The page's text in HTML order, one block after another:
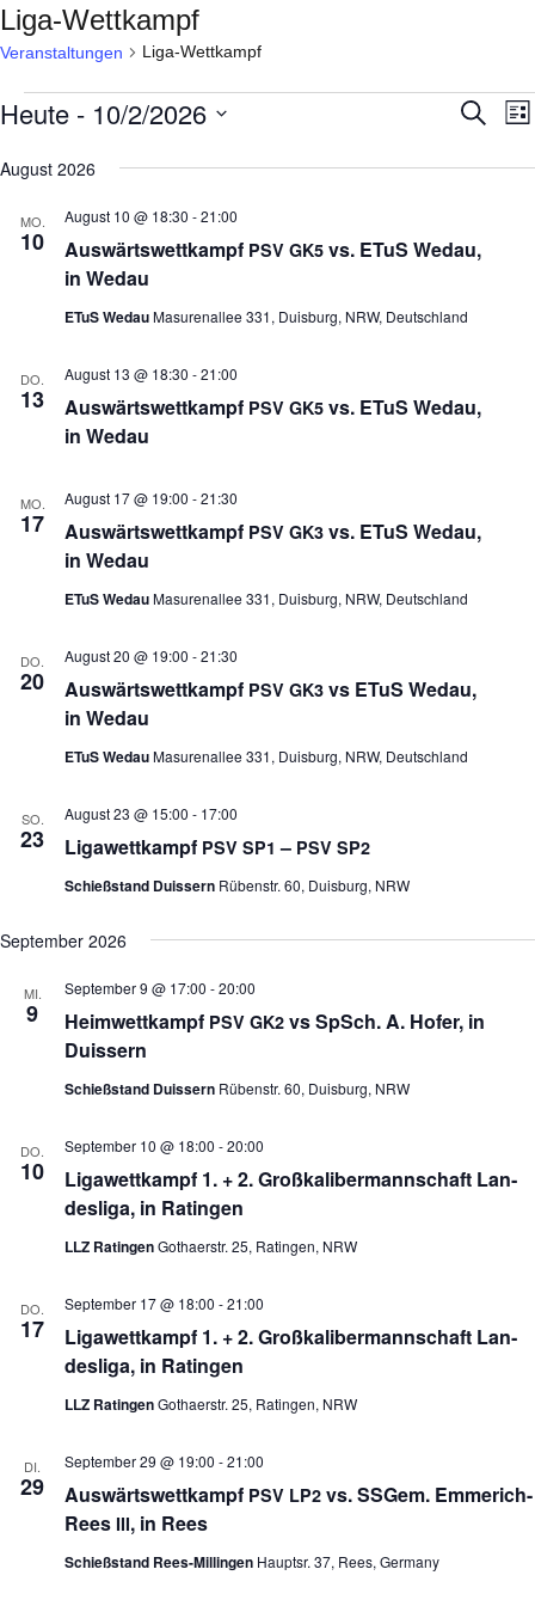
Liga-Wettkampf
Veranstaltungen Liga-Wettkampf
Veranstaltungen Suche
Heute - 10/2/2026
wählen.
August 2026
MO.
10 Aus­wärts­wett­kampf PSV GK5 vs. ETuS Wedau,
in Wedau
August 10 @ 18:30 -21:00
ETuS WedauMasurenallee 331, Duisburg, NRW, Deutschland
DO.
13 Aus­wärts­wett­kampf PSV GK5 vs. ETuS Wedau,
in Wedau
August 13 @ 18:30 -21:00
MO.
17 Aus­wärts­wett­kampf PSV GK3 vs. ETuS Wedau,
in Wedau
August 17 @ 19:00 -21:30
ETuS WedauMasurenallee 331, Duisburg, NRW, Deutschland
DO.
20 Aus­wärts­wett­kampf PSV GK3 vs ETuS Wedau,
in Wedau
August 20 @ 19:00 -21:30
ETuS WedauMasurenallee 331, Duisburg, NRW, Deutschland
SO.
23 Liga­wett­kampf PSV SP1 – PSV SP2
August 23 @ 15:00 - 17:00
Schießstand Duissern Rübenstr. 60, Duisburg, NRW
September 2026
MI.
9 Heim­wett­kampf PSV GK2 vs SpSch. A. Hofer, in
Duissern
September 9 @ 17:00 -20:00
Schießstand Duissern Rübenstr. 60, Duisburg, NRW
DO.
10
Liga­wett­kampf 1. + 2. Groß­ka­li­ber­mann­schaft Lan­
des­liga, in Ratingen
September 10 @ 18:00 -20:00
LLZ RatingenGothaerstr. 25, Ratingen, NRW
DO.
17
Liga­wett­kampf 1. + 2. Groß­ka­li­ber­mann­schaft Lan­
des­liga, in Ratingen
September 17 @ 18:00 -21:00
LLZ RatingenGothaerstr. 25, Ratingen, NRW
DI.
29 Aus­wärts­wett­kampf PSV LP2 vs. SSGem. Emme­rich-
Rees III, in Rees
September 29 @ 19:00 -21:00
Schießstand Rees-Millingen Hauptsr. 37, Rees, Germany